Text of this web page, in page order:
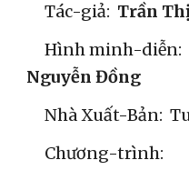
     Tác-giả:
Trần
     Hình minh-diễn:
Nguyễn Đồng
Nhà Xuất-Bản:
     Chương-trình: